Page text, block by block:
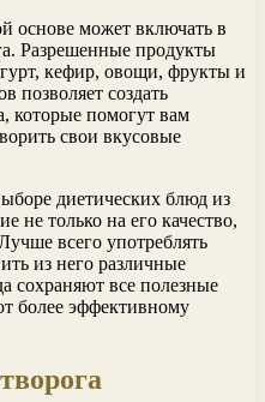
основе может включать в
Разрешенные продукты
кефир, овощи, фрукты и
позволяет создать
которые помогут вам
свои вкусовые
диетических блюд из
не только на его качество,
всего употреблять
из него различные
сохраняют все полезные
более эффективному